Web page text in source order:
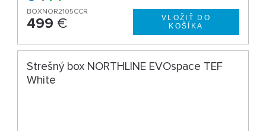
BOXNOR2105CCR
499 €
Strešný box NORTHLINE EVOspace TEF
White